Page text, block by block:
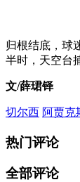
归根结底，球
半时，天空台
文/薛珺铎
切尔西 阿贾克
热门评论
全部评论